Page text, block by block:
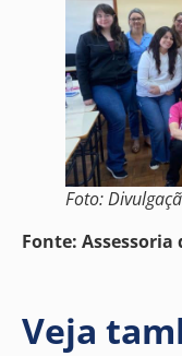
Foto:
Fonte:
Veja